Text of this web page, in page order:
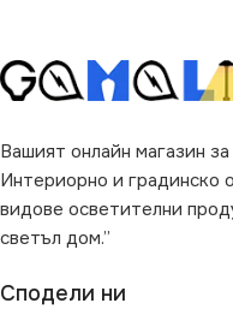
Вашият онлайн магазин
Интериорно и градинско
видове осветителни
светъл дом.”
Сподели ни